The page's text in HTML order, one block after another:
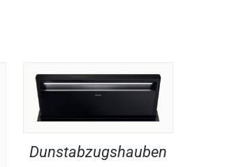
Dunstabzugshauben